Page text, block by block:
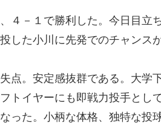
４－１で勝利した。今日目立
した小川に先発でのチャンス
点。安定感抜群である。大学
トイヤーにも即戦力投手とし
った。小柄な体格、独特な投